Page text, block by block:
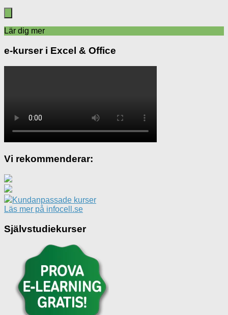
Lär dig mer
e-kurser i Excel & Office
Vi rekommenderar:
Kundanpassade kurser
Läs mer på infocell.se
Självstudiekurser